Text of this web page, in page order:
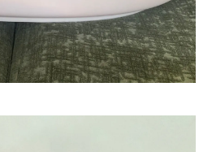
問い合わせください